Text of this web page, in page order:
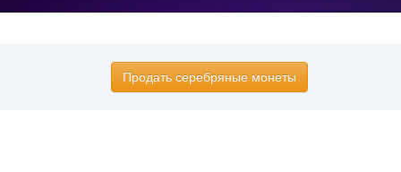
Продать серебряные монеты